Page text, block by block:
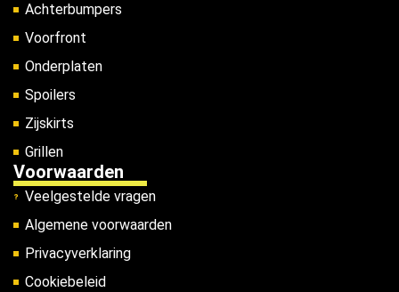
Achterbumpers
Voorfront
Onderplaten
Spoilers
Zijskirts
Grillen
Voorwaarden
Veelgestelde vragen
Algemene voorwaarden
Privacyverklaring
Cookiebeleid